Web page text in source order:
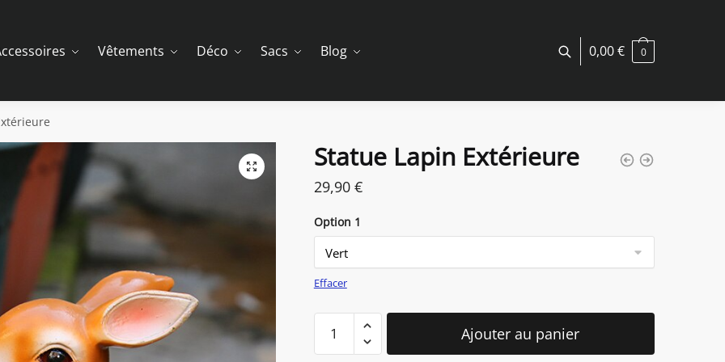
Vêtements Déco Sacs Blog 0,00€ 0
Statue Lapin Extérieure
29,90 €
Option 1
Effacer
quantité
Ajouter au panier